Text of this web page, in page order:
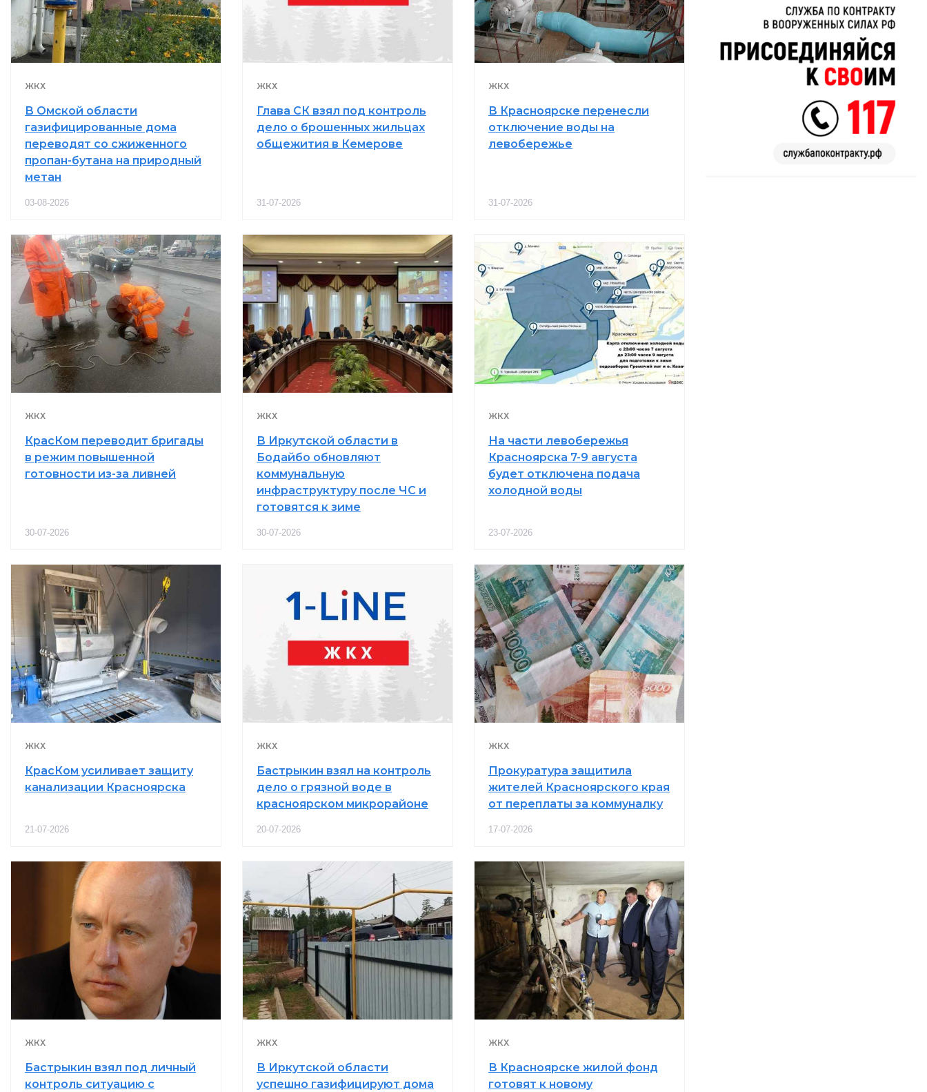
ЖКХ
В Омской области
газифицированные дома
переводят со сжиженного
пропан-бутана на природный
метан
03-08-2026
ЖКХ
Глава СК взял под контроль
дело о брошенных жильцах
общежития в Кемерове
31-07-2026
ЖКХ
В Красноярске перенесли
отключение воды на
левобережье
31-07-2026
ЖКХ
КрасКом переводит бригады
в режим повышенной
готовности из-за ливней
30-07-2026
ЖКХ
В Иркутской области в
Бодайбо обновляют
коммунальную
инфраструктуру после ЧС и
готовятся к зиме
30-07-2026
ЖКХ
На части левобережья
Красноярска 7-9 августа
будет отключена подача
холодной воды
23-07-2026
ЖКХ
КрасКом усиливает защиту
канализации Красноярска
21-07-2026
ЖКХ
Бастрыкин взял на контроль
дело о грязной воде в
красноярском микрорайоне
20-07-2026
ЖКХ
Прокуратура защитила
жителей Красноярского края
от переплаты за коммуналку
17-07-2026
ЖКХ
Бастрыкин взял под личный
контроль ситуацию с
ЖКХ
В Иркутской области
успешно газифицируют дома
ЖКХ
В Красноярске жилой фонд
готовят к новому